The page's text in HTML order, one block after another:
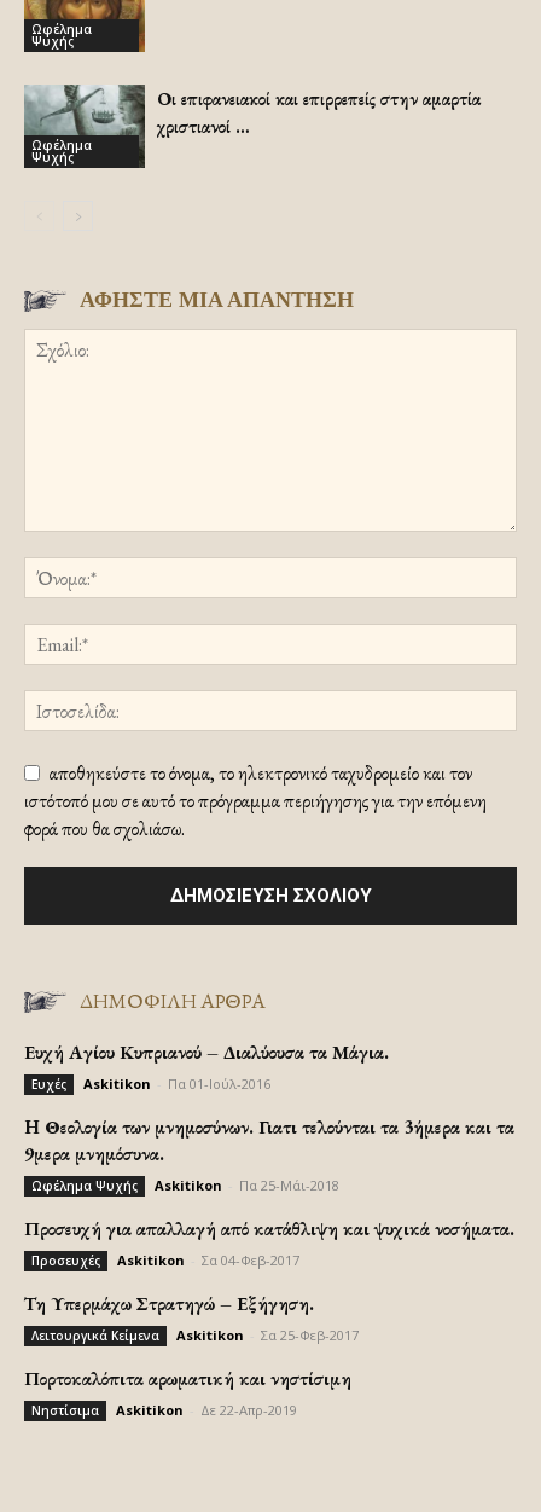
Ωφέλημα
Ψυχής
Ωφέλημα
Ψυχής
Οι επιφανειακοί και επιρρεπείς στην αμαρτία
χριστιανοί …
ΑΦΗΣΤΕ ΜΙΑ ΑΠΑΝΤΗΣΗ
αποθηκεύστε το όνομα, το ηλεκτρονικό ταχυδρομείο και τον
ιστότοπό μου σε αυτό το πρόγραμμα περιήγησης για την επόμενη
φορά που θα σχολιάσω.
ΔΗΜΟΦΙΛΗ ΑΡΘΡΑ
Ευχή Αγίου Κυπριανού – Διαλύουσα τα Μάγια.
Ευχές Askitikon Πα 01-Ιούλ-2016
H Θεολογία των μνημοσύνων. Γιατι τελούνται τα 3ήμερα και τα
9μερα μνημόσυνα.
Ωφέλημα Ψυχής Askitikon Πα 25-Μάι-2018
Προσευχή για απαλλαγή από κατάθλιψη και ψυχικά νοσήματα.
Προσευχές Askitikon Σα 04-Φεβ-2017
Τη Υπερμάχω Στρατηγώ – Εξήγηση.
Λειτουργικά Κείμενα Askitikon Σα 25-Φεβ-2017
Πορτοκαλόπιτα αρωματική και νηστίσιμη
Νηστίσιμα Askitikon Δε 22-Απρ-2019